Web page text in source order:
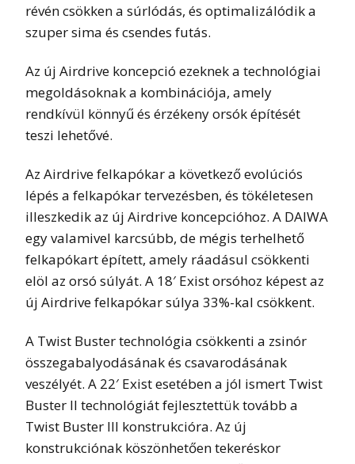
révén csökken a súrlódás, és optimalizálódik a
szuper sima és csendes futás.
Az új Airdrive koncepció ezeknek a technológiai
megoldásoknak a kombinációja, amely
rendkívül könnyű és érzékeny orsók építését
teszi lehetővé.
Az Airdrive felkapókar a következő evolúciós
lépés a felkapókar tervezésben, és tökéletesen
illeszkedik az új Airdrive koncepcióhoz. A DAIWA
egy valamivel karcsúbb, de mégis terhelhető
felkapókart épített, amely ráadásul csökkenti
elöl az orsó súlyát. A 18′ Exist orsóhoz képest az
új Airdrive felkapókar súlya 33%-kal csökkent.
A Twist Buster technológia csökkenti a zsinór
összegabalyodásának és csavarodásának
veszélyét. A 22′ Exist esetében a jól ismert Twist
Buster II technológiát fejlesztettük tovább a
Twist Buster III konstrukcióra. Az új
konstrukciónak köszönhetően tekeréskor